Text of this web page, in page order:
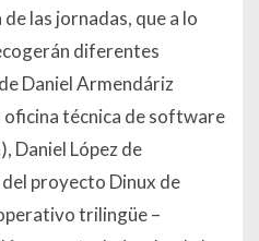
las jornadas, que a lo
diferentes
Daniel Armendáriz
oficina técnica de software
Daniel López de
proyecto Dinux de
trilingüe –